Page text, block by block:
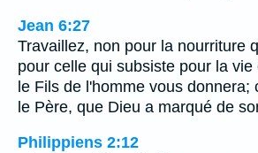
Jean 6:27
Travaillez, non pour la nourriture
pour celle qui subsiste pour la
le Fils de l'homme vous donnera;
le Père, que Dieu a marqué de
Philippiens 2:12